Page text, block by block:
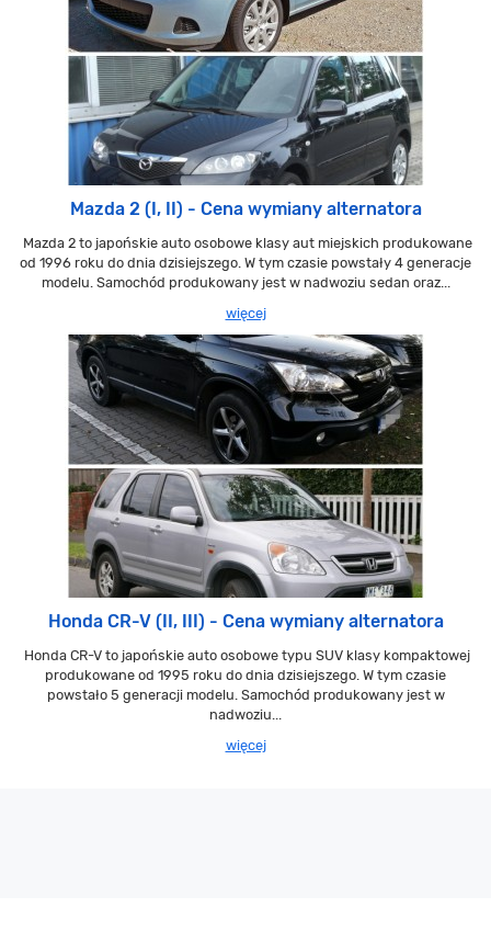
Mazda 2 (I, II) - Cena wymiany alternatora
Mazda 2 to japońskie auto osobowe klasy aut miejskich produkowane
od 1996 roku do dnia dzisiejszego. W tym czasie powstały 4 generacje
modelu. Samochód produkowany jest w nadwoziu sedan oraz...
więcej
Honda CR-V (II, III) - Cena wymiany alternatora
Honda CR-V to japońskie auto osobowe typu SUV klasy kompaktowej
produkowane od 1995 roku do dnia dzisiejszego. W tym czasie
powstało 5 generacji modelu. Samochód produkowany jest w
nadwoziu...
więcej